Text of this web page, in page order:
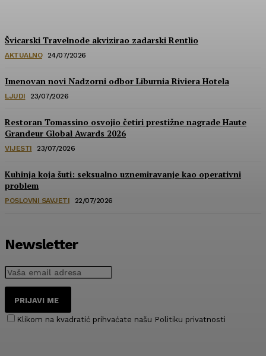
Švicarski Travelnode akvizirao zadarski Rentlio
AKTUALNO 24/07/2026
Imenovan novi Nadzorni odbor Liburnia Riviera Hotela
LJUDI 23/07/2026
Restoran Tomassino osvojio četiri prestižne nagrade Haute
Grandeur Global Awards 2026
VIJESTI 23/07/2026
Kuhinja koja šuti: seksualno uznemiravanje kao operativni
problem
POSLOVNI SAVJETI 22/07/2026
Newsletter
PRIJAVI ME
Klikom na kvadratić prihvaćate našu Politiku privatnosti